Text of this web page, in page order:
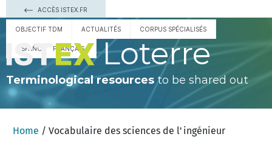
ACCÈS ISTEX.FR
OBJECTIF TDM ACTUALITÉS CORPUS SPÉCIALISÉS
ESPAÑOL FRANÇAIS Loterre
Terminological resourcesto be shared out
Home / Vocabulaire des sciences de l'ingénieur